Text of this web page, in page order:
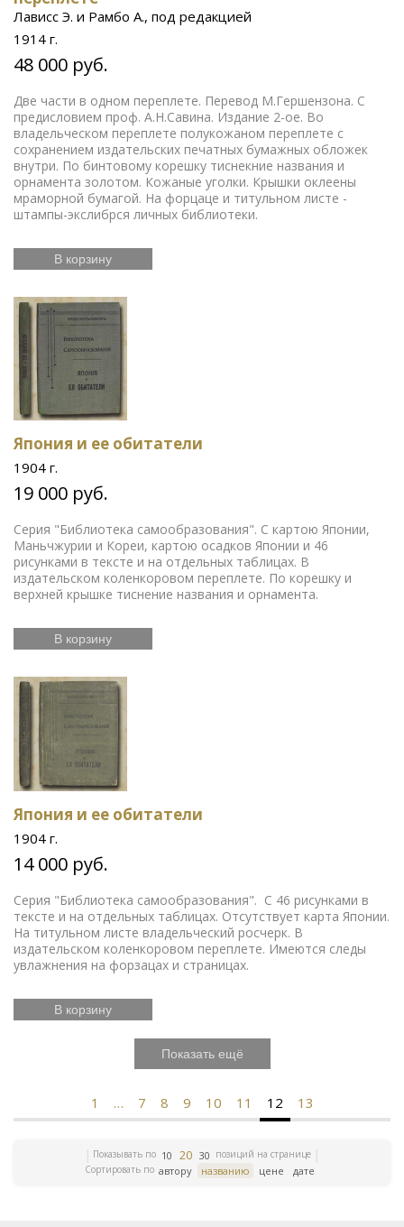
Лависс Э. и Рамбо А., под редакцией
1914 г.
48 000 руб.
Две части в одном переплете. Перевод М.Гершензона. С
предисловием проф. А.Н.Савина. Издание 2-ое. Во
владельческом переплете полукожаном переплете с
сохранением издательских печатных бумажных обложек
внутри. По бинтовому корешку тиснекние названия и
орнамента золотом. Кожаные уголки. Крышки оклеены
мраморной бумагой. На форцаце и титульном листе -
штампы-экслибрся личных библиотеки.
В корзину
Япония и ее обитатели
1904 г.
19 000 руб.
Серия "Библиотека самообразования". С картою Японии,
Маньчжурии и Кореи, картою осадков Японии и 46
рисунками в тексте и на отдельных таблицах. В
издательском коленкоровом переплете. По корешку и
верхней крышке тиснение названия и орнамента.
В корзину
Япония и ее обитатели
1904 г.
14 000 руб.
Серия "Библиотека самообразования". С 46 рисунками в
тексте и на отдельных таблицах. Отсутствует карта Японии.
На титульном листе владельческий росчерк. В
издательском коленкоровом переплете. Имеются следы
увлажнения на форзацах и страницах.
В корзину
Показать ещё
1 … 7 8 9 10 11 12 13
Показывать по 10 20 30 позиций на странице
Сортировать по автору названию цене дате